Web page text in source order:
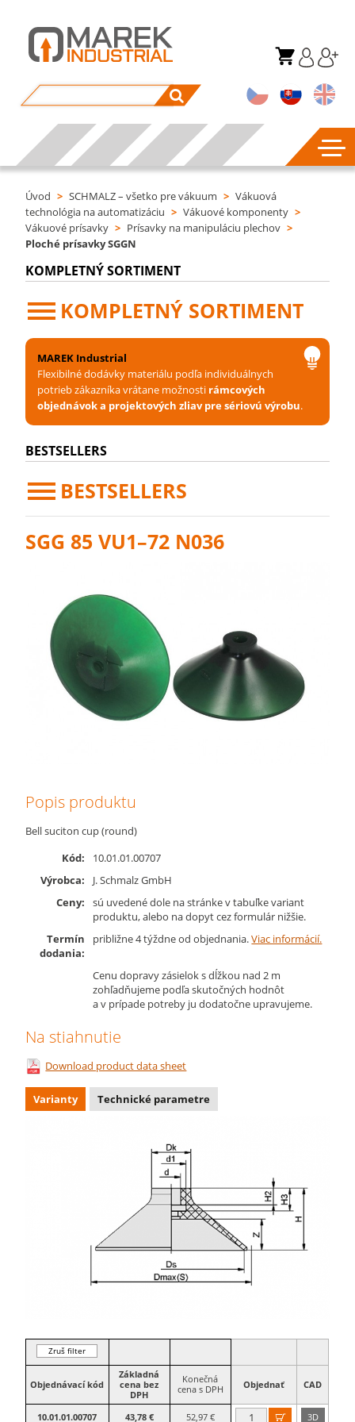
Úvod > SCHMALZ – všetko pre vákuum > Vákuová
technológia na automatizáciu > Vákuové komponenty >
Vákuové prísavky > Prísavky na manipuláciu plechov >
Ploché prísavky SGGN
KOMPLETNÝ SORTIMENT
KOMPLETNÝ SORTIMENT
MAREK Industrial
Flexibilné dodávky materiálu podľa individuálnych
potrieb zákazníka vrátane možnosti rámcových
objednávok a projektových zliav pre sériovú výrobu.
BESTSELLERS
BESTSELLERS
SGG 85 VU1–72 N036
Popis produktu
Bell suciton cup (round)
Kód:
10.01.01.00707
Výrobca:
J. Schmalz GmbH
Ceny:
sú uvedené dole na stránke v tabuľke variant
produktu, alebo na dopyt cez formulár nižšie.
Termín
dodania:
približne 4 týždne od objednania.Viac informácií.
Cenu dopravy zásielok s dĺžkou nad 2 m
zohľadňujeme podľa skutočných hodnôt
a v prípade potreby ju dodatočne upravujeme.
Na stiahnutie
Download product data sheet
Varianty Technické parametre
Zruš filter
Objednávací kód
Základná
cena bez
DPH
Konečná
cena s DPH
Objednať CAD
10.01.01.00707 43,78 € 52,97 €  3D